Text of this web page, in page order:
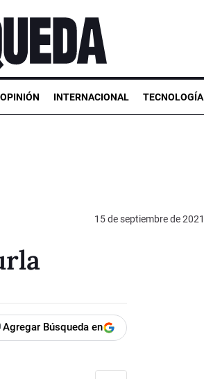
OPINIÓN INTERNACIONAL TECNOLOGÍA
15 de septiembre de 2021
Agregar Búsqueda en